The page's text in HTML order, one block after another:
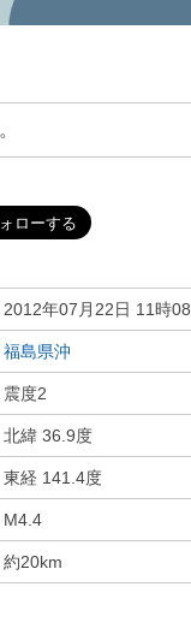
2012年07月22日 11時
福島県沖
震度2
北緯 36.9度
東経 141.4度
M4.4
約20km